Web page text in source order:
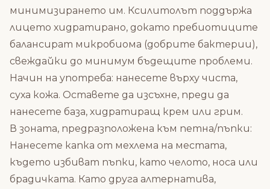
минимизирането им. Ксилитолът поддържа
лицето хидратирано, докато пребиотиците
балансират микробиома (добрите бактерии),
свеждайки до минимум бъдещите проблеми.
Начин на употреба: нанесете върху чиста,
суха кожа. Оставете да изсъхне, преди да
нанесете база, хидратиращ крем или грим.
В зоната, предразположена към петна/пъпки:
Нанесете капка от мехлема на местата,
където избиват пъпки, като челото, носа или
брадичката. Като друга алтернатива,